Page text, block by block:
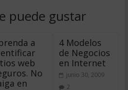
puede gustar
a
web
No
en
4 Modelos
de Negocios
en Internet
junio 30, 2009
2